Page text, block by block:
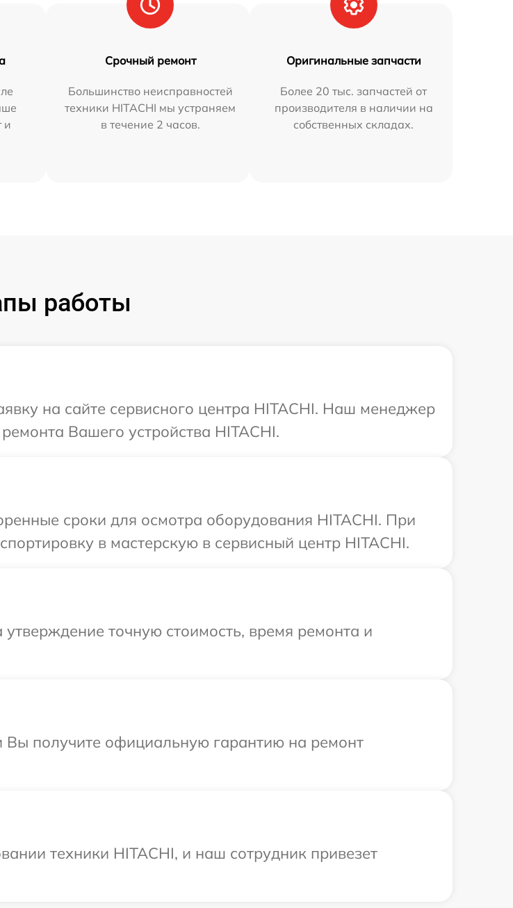
и
Срочный ремонт
Большинство неисправностей
техники HITACHI мы устраняем
в течение 2 часов.
Оригинальные запчасти
Более 20 тыс. запчастей от
производителя в наличии на
собственных складах.
работы
на сайте сервисного центра HITACHI. Наш менеджер
Вашего устройства HITACHI.
сроки для осмотра оборудования HITACHI. При
в мастерскую в сервисный центр HITACHI.
точную стоимость, время ремонта и
Вы получите официальную гарантию на ремонт
техники HITACHI, и наш сотрудник привезет